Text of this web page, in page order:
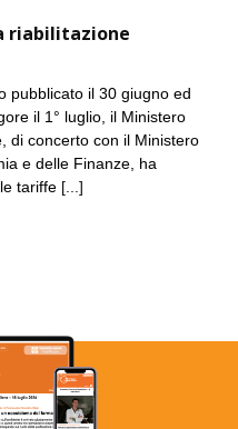
riabilitazione
pubblicato il 30 giugno ed
il 1° luglio, il Ministero
di concerto con il Ministero
e delle Finanze, ha
tariffe [...]